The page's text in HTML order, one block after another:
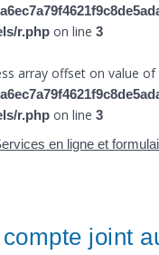
r.phpon line 3
array offset on value of
r.phpon line 3
en ligne et
joint